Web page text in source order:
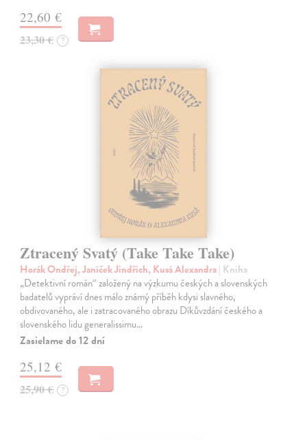
22,60 €
23,30 € ?
Ztracený Svatý (Take Take Take)
Horák Ondřej, Janíček Jindřich, Kusá Alexandra| Kniha
„Detektivní román“ založený na výzkumu českých a slovenských
badatelů vypráví dnes málo známý příběh kdysi slavného,
obdivovaného, ale i zatracovaného obrazu Díkůvzdání českého a
slovenského lidu generalissimu…
Zasielame do 12 dní
25,12 €
25,90 € ?